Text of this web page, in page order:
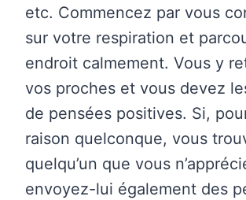
etc. Commencez par vous
sur votre respiration et
endroit calmement. Vous y
vos proches et vous devez
de pensées positives. Si,
raison quelconque, vous
quelqu’un que vous
envoyez-lui également des